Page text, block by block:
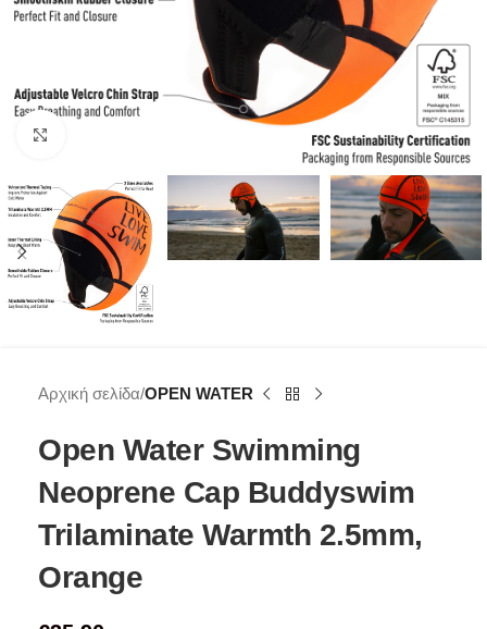
Αρχική σελίδα OPEN WATER
Open Water Swimming
Neoprene Cap Buddyswim
Trilaminate Warmth 2.5mm,
Orange